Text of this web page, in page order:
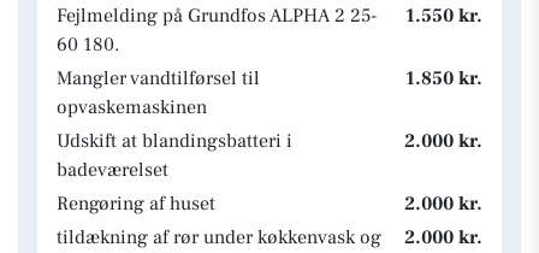
Fejlmelding på Grundfos ALPHA 2 25-
60 180.
1.550 kr.
Mangler vandtilførsel til
opvaskemaskinen
1.850 kr.
Udskift at blandingsbatteri i
badeværelset
2.000 kr.
Rengøring af huset
2.000 kr.
tildækning af rør under køkkenvask og
2.000 kr.